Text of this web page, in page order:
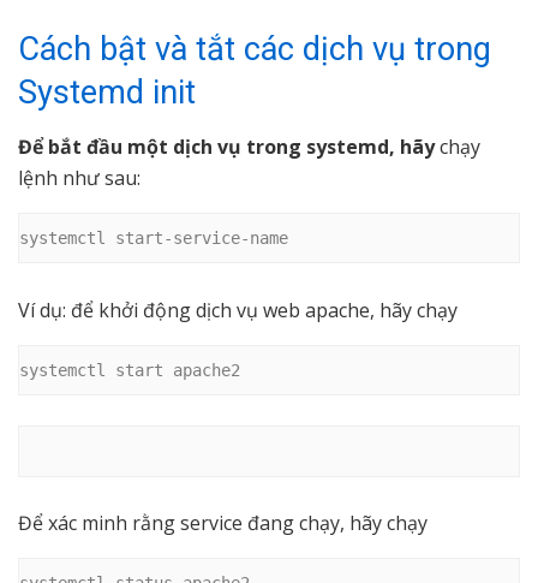
Cách bật và tắt các dịch vụ trong
Systemd init
Để bắt đầu một dịch vụ trong systemd, hãychạy
lệnh như sau:
systemctl start-service-name
Ví dụ: để khởi động dịch vụ web apache, hãy chạy
systemctl start apache2
Để xác minh rằng service đang chạy, hãy chạy